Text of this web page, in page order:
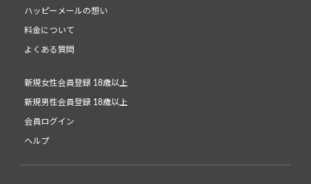
ハッピーメールの想い
料金について
よくある質問
新規女性会員登録 18歳以上
新規男性会員登録 18歳以上
会員ログイン
ヘルプ